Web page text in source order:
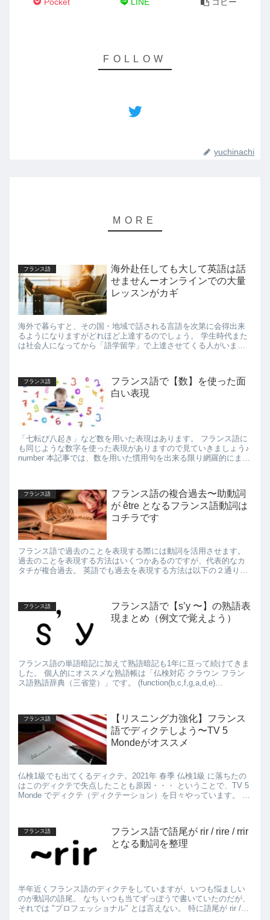
yuchinachi
フランス語
海外赴任しても大して英語は話
せませんーオンラインでの大量
レッスンがカギ
海外で暮らすと、その国・地域で話される言語を次第に会得出来
るようになりますがどれほど上達するのでしょう。 学生時代また
は社会人になってから「語学留学」で上達させてくる人がいま
フランス語
フランス語で【数】を使った面
白い表現
「七転び八起き」など数を用いた表現はあります。 フランス語に
も同じような数字を使った表現がありますので見ていきましょう♪
number 本記事では、数を用いた慣用句を出来る限り網羅的にまと
フランス語
フランス語の複合過去〜助動詞
が être となるフランス語動詞は
コチラです
フランス語で過去のことを表現する際には動詞を活用させます。
過去のことを表現する方法はいくつかあるのですが、代表的なカ
タチが複合過去。 英語でも過去を表現する方法は以下の２通りが
フランス語
フランス語で【s’y 〜】の熟語表
現まとめ（例文で覚えよう）
フランス語の単語暗記に加えて熟語暗記も1年に亘って続けてきま
した。 個人的にオススメな熟語帳は「仏検対応 クラウン フラン
ス語熟語辞典（三省堂）」です。 (function(b,c,f,g,a,d,e)
フランス語
【リスニング力強化】フランス
語でディクテしよう〜TV 5
Mondeがオススメ
仏検1級でも出てくるディクテ。2021年 春季 仏検1級 に落ちたの
はこのディクテで失点したことも原因・・・ ということで、TV 5
Monde でディクテ（ディクテーション）を日々やっています。 約
フランス語
フランス語で語尾が rir / rire / rrir
となる動詞を整理
半年近くフランス語のディクテをしていますが、いつも悩ましい
のが動詞の語尾。 なち いつも当てずっぽうで書いていたのだが、
それでは "プロフェッショナル" とは言えない。 特に語尾が rir /